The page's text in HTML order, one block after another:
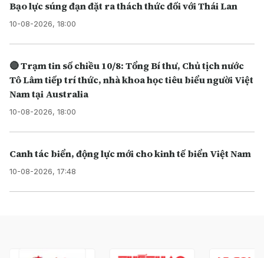
Bạo lực súng đạn đặt ra thách thức đối với Thái Lan
10-08-2026, 18:00
🔴 Trạm tin số chiều 10/8: Tổng Bí thư, Chủ tịch nước
Tô Lâm tiếp trí thức, nhà khoa học tiêu biểu người Việt
Nam tại Australia
10-08-2026, 18:00
Canh tác biển, động lực mới cho kinh tế biển Việt Nam
10-08-2026, 17:48